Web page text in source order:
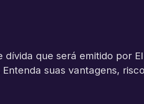
que será emitido por
suas vantagens,